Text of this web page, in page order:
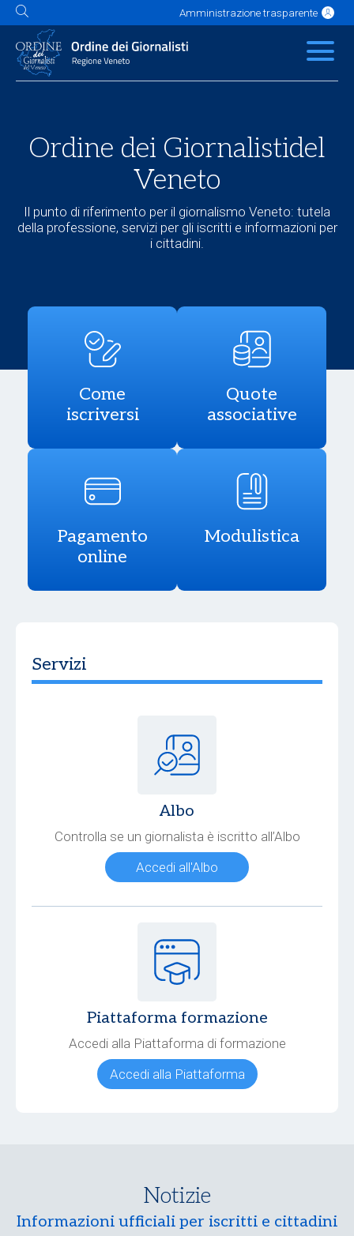
Amministrazione trasparente
L'Ordine News Servizi Albo
Contatti Link utili
Ordine dei Giornalistidel
Veneto
Il punto di riferimento per il giornalismo Veneto: tutela
della professione, servizi per gli iscritti e informazioni per
i cittadini.
Come
iscriversi
Quote
associative
Pagamento
online
Modulistica
Servizi
Albo
Controlla se un giornalista è iscritto all’Albo
Accedi all'Albo
Piattaforma formazione
Accedi alla Piattaforma di formazione
Accedi alla Piattaforma
Notizie
Informazioni ufficiali per iscritti e cittadini